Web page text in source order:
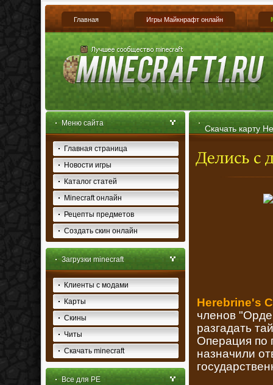
Главная Игры Майкнрафт онлайн
Меню сайта
Главная страница
Новости игры
Каталог статей
Minecraft онлайн
Рецепты предметов
Создать скин онлайн
Загрузки minecraft
Клиенты с модами
Карты
Скины
Читы
Скачать minecraft
Все для PE
Скачать карту
1.4.7
Herebrine's
членов
разгадать
Операция по
назначили